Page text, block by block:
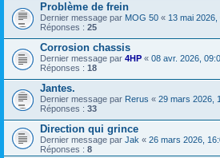
Problème de frein
Dernier message par MOG 50 « 13 mai 2026,
Réponses : 25
Corrosion chassis
Dernier message par 4HP « 08 avr. 2026,
Réponses : 18
Jantes.
Dernier message par Rerus « 29 mars 2026,
Réponses : 33
Direction qui grince
Dernier message par Jak « 26 mars 2026,
Réponses : 8